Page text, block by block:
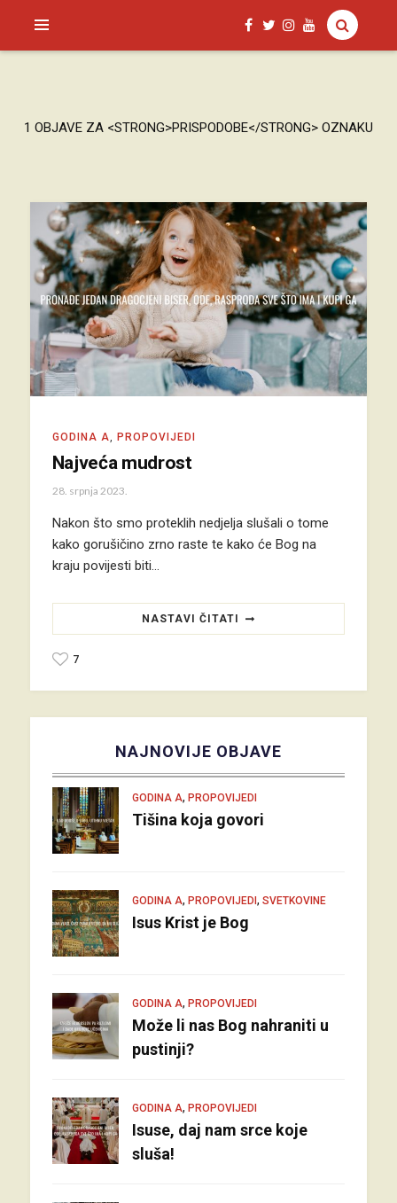
SAGUD.XYZ
1 OBJAVE ZA <STRONG>PRISPODOBE</STRONG> OZNAKU
GODINA A PROPOVIJEDI
Najveća mudrost
28. srpnja 2023.
Nakon što smo proteklih nedjelja slušali o tome
kako gorušičino zrno raste te kako će Bog na
kraju povijesti biti…
NASTAVI ČITATI
7
NAJNOVIJE OBJAVE
GODINA A, PROPOVIJEDI
Tišina koja govori
GODINA A, PROPOVIJEDI, SVETKOVINE
Isus Krist je Bog
GODINA A, PROPOVIJEDI
Može li nas Bog nahraniti u
pustinji?
GODINA A, PROPOVIJEDI
Isuse, daj nam srce koje
sluša!